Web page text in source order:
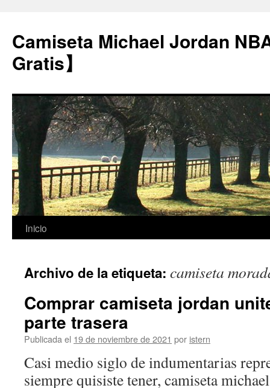
Camiseta Michael Jordan
Gratis】
Saltar
contenido
Inicio
Archivo de la etiqueta: camiseta
Comprar camiseta jordan
parte trasera
Publicada el 19 de noviembre de 2021 por istern
Casi medio siglo de indumentarias
siempre quisiste tener, camiseta